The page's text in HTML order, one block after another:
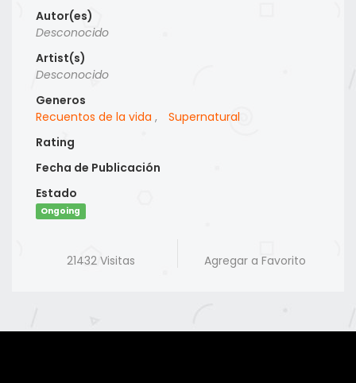
Autor(es)
Desconocido
Artist(s)
Desconocido
Generos
Recuentos de la vida ,
Supernatural
Rating
Fecha de Publicación
Estado
Ongoing
21432 Visitas Agregar a Favorito